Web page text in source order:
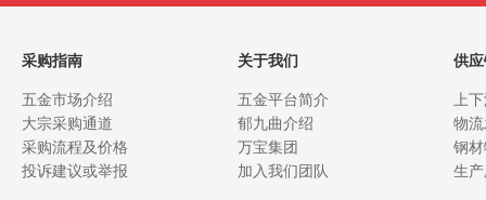
采购指南
五金市场介绍
大宗采购通道
采购流程及价格
投诉建议或举报
关于我们
五金平台简介
郁九曲介绍
万宝集团
加入我们团队
供
上
物
钢
生